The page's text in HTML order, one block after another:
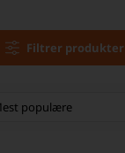
Filtrer produkter